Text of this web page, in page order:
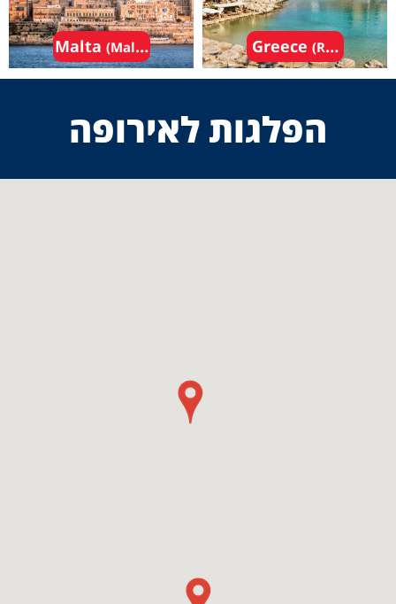
Malta (Malta - Valletta) Greece (Rhodes)
הפלגות לאירופה